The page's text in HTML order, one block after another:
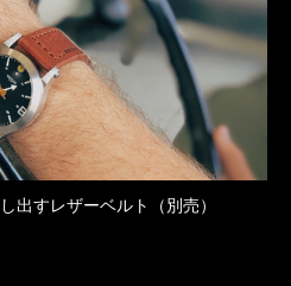
出すレザーベルト（別売）